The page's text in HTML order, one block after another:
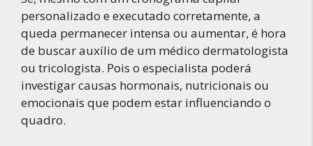
personalizado e executado corretamente, a
queda permanecer intensa ou aumentar, é hora
de buscar auxílio de um médico dermatologista
ou tricologista. Pois o especialista poderá
investigar causas hormonais, nutricionais ou
emocionais que podem estar influenciando o
quadro.